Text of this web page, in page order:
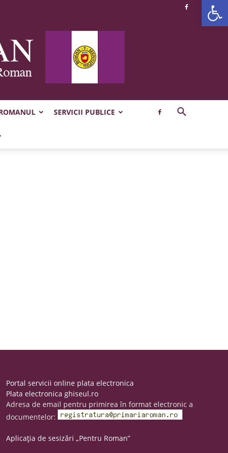
SERVICII PUBLICE
Portal servicii online plata electronica
Plata electronica ghiseul.ro
Adresa de email pentru primirea în format electronic a
documentelor:
Aplicația de sesizări „Pentru Roman”